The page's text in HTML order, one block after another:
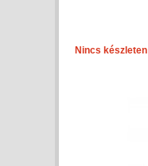
Nincs készleten